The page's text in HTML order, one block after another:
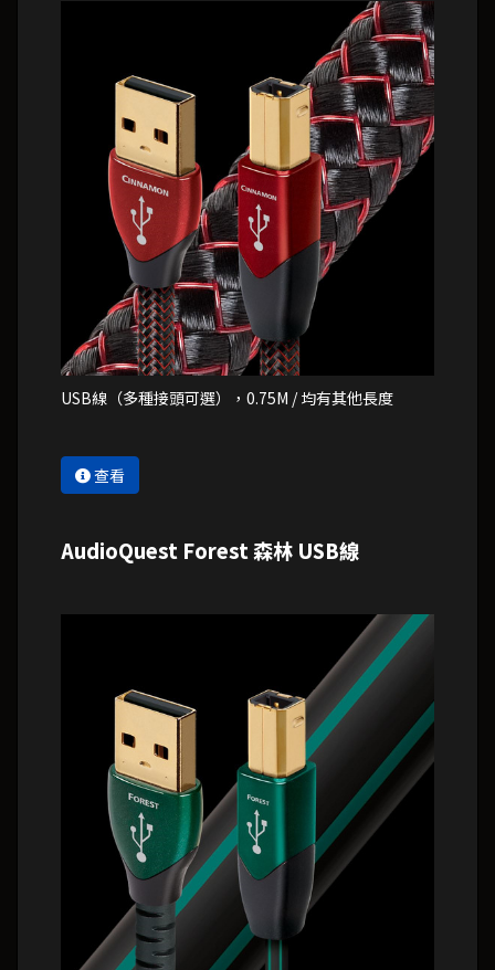
USB線（多種接頭可選），0.75M / 均有其他長度
查看
AudioQuest Forest 森林 USB線